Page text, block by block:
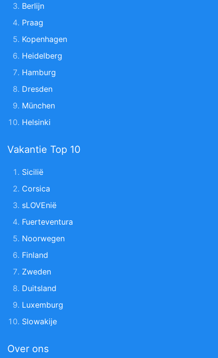
Berlijn
Praag
Kopenhagen
Heidelberg
Hamburg
Dresden
München
Helsinki
Vakantie Top 10
Sicilië
Corsica
sLOVEnië
Fuerteventura
Noorwegen
Finland
Zweden
Duitsland
Luxemburg
Slowakije
Over ons